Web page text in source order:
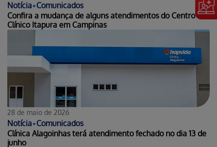
Notícia•Comunicados
Confira a mudança de alguns atendimentos do Centro
Clínico Itapura em Campinas
Notícia•Comunicados
28 de maio de 2026
Clínica Alagoinhas terá atendimento fechado no dia 13 de
junho